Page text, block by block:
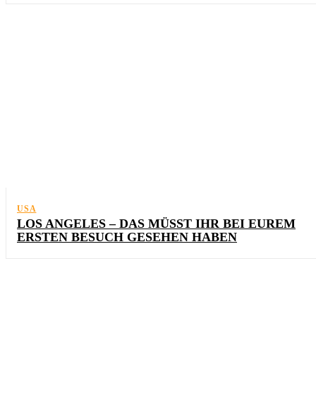
USA
LOS ANGELES – DAS MÜSST IHR BEI EUREM
ERSTEN BESUCH GESEHEN HABEN